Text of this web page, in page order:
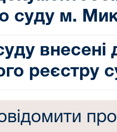
суду м.
реєстру